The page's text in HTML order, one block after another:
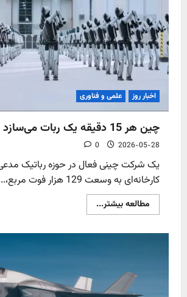
اخبار روز علمی و فناوری
چین هر 15 دقیقه یک ربات می‌سازد
2026-05-28
0
یک شرکت چینی فعال در حوزه رباتیک
کارخانه‌ای به وسعت 129 هزار فوت مربع،...
مطالعه بیشتر...
more
می‌سازد